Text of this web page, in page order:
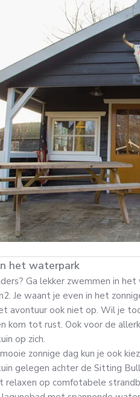
het waterpark
Ga lekker zwemmen in
Je waant je even in het
avontuur ook niet op. Wil je
kom tot rust. Ook voor de
op zich.
zonnige dag kun je ook
gelegen achter de Sitting
relaxen op comfotabele